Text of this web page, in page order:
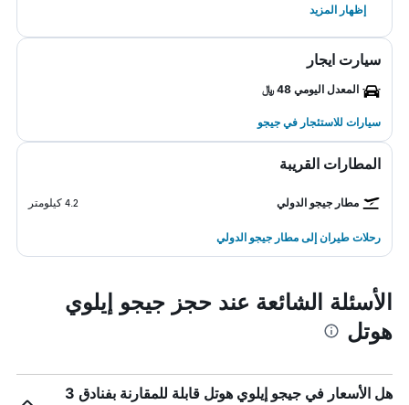
إظهار المزيد
سيارت ايجار
المعدل اليومي 48 ﷼
سيارات للاستئجار في جيجو
المطارات القريبة
مطار جيجو الدولي 4.2 كيلومتر
رحلات طيران إلى مطار جيجو الدولي
الأسئلة الشائعة عند حجز جيجو إيلوي
هوتل
هل الأسعار في جيجو إيلوي هوتل قابلة للمقارنة بفنادق 3